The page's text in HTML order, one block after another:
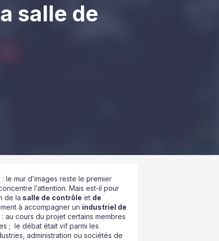
salle de
: le mur d’images reste le premier
l’attention. Mais est-il pour
de la salle de contrôle et de
à accompagner un industriel de
: au cours du projet certains membres
; le débat était vif parmi les
administration ou sociétés de